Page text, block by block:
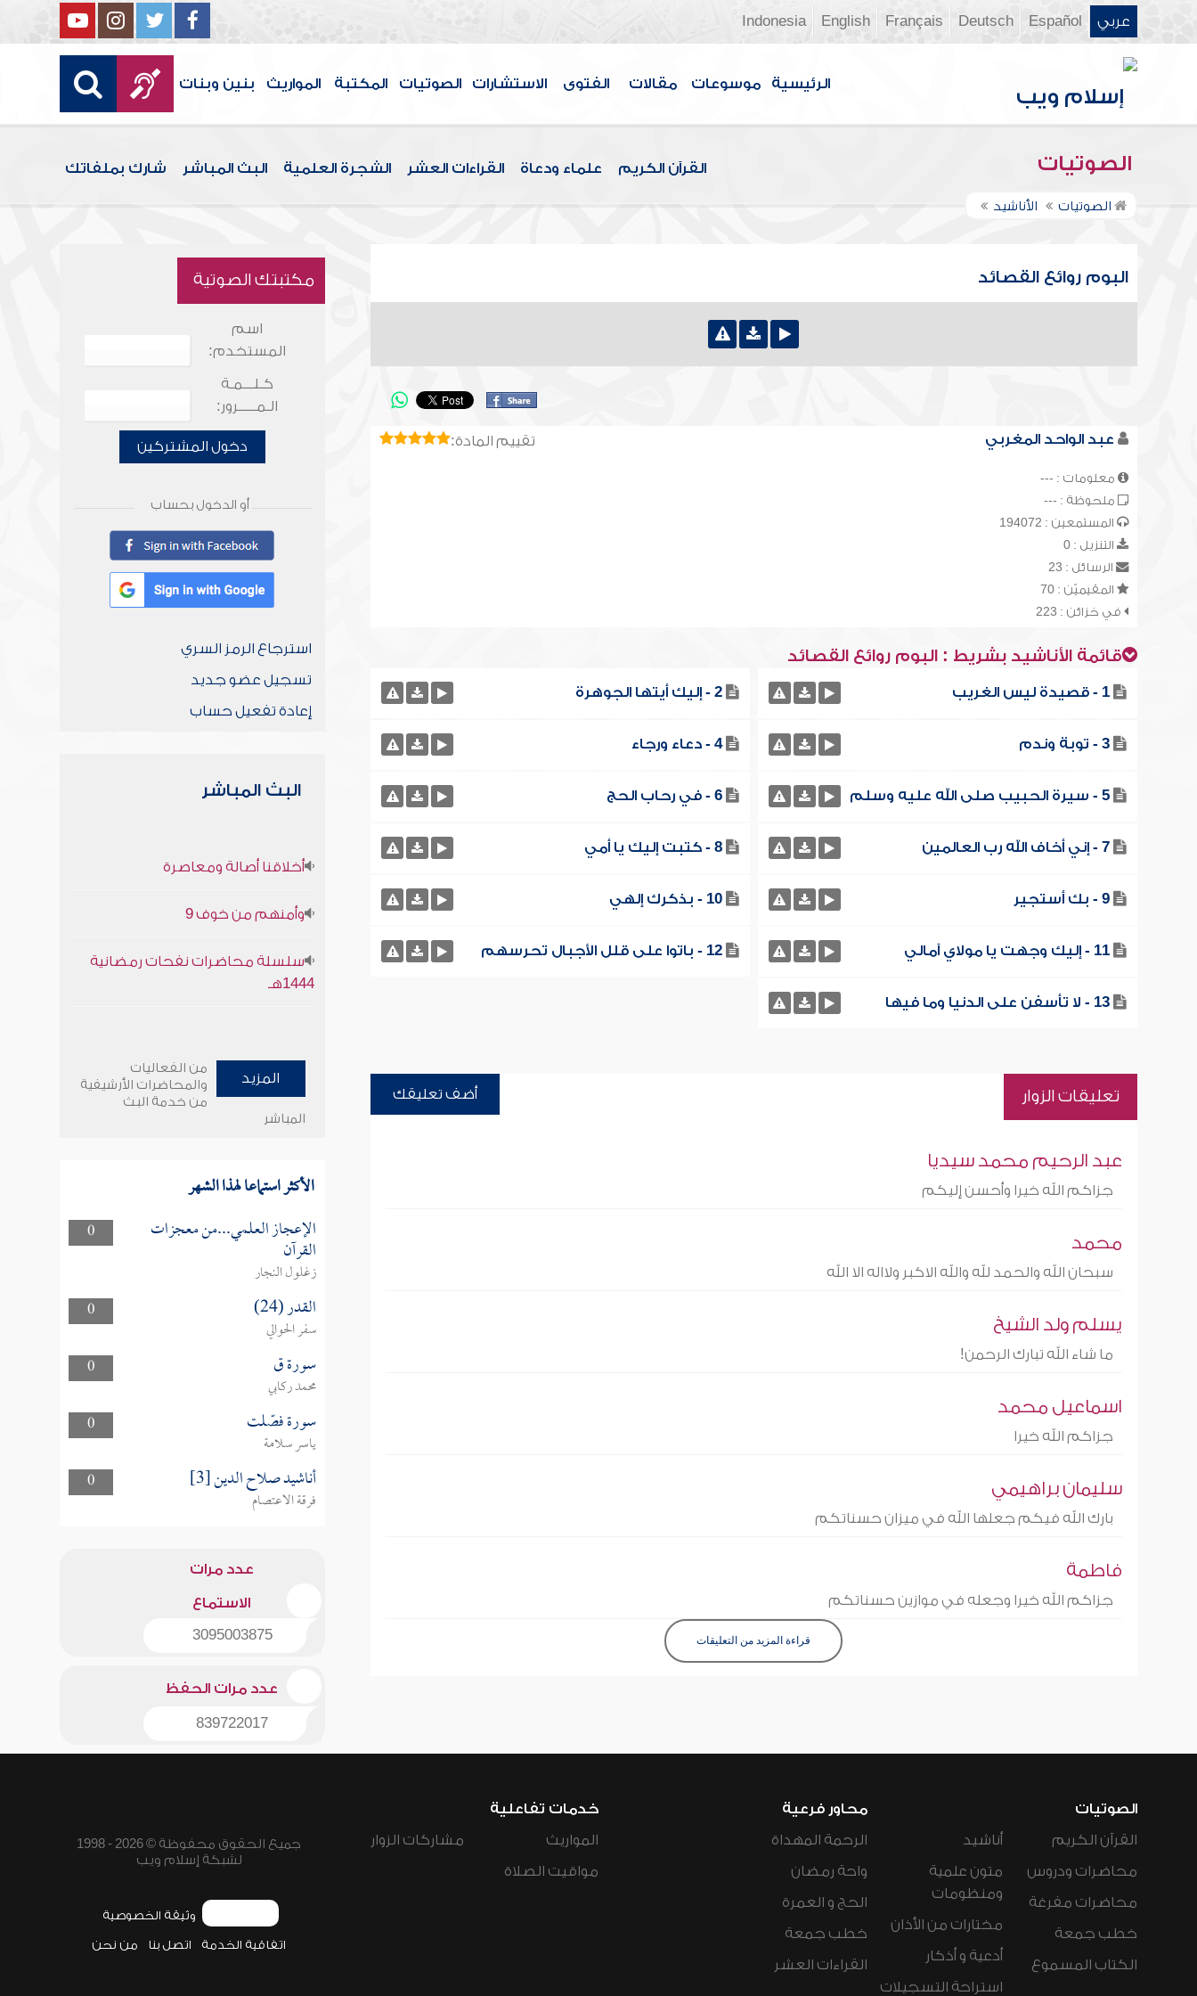
عربي Español
Deutsch
Français
English
Indonesia
الرئيسية موسوعات مقالات الفتوى الاستشارات الصوتيات المكتبة المواريث بنين وبنات
الصوتيات القرآن الكريم علماء ودعاة القراءات العشر الشجرة العلمية البث المباشر شارك بملفاتك
الصوتيات الأناشيد
البوم روائع القصائد
تقييم المادة: عبد الواحد المغربي
معلومات : ---
ملحوظة : ---
المستمعين : 194072
التنزيل : 0
الرسائل : 23
المقيميّن : 70
في خزائن : 223
قائمة الأناشيد بشريط : البوم روائع القصائد
1 - قصيدة ليس الغريب 2 - إليك أيتها الجوهرة
3 - توبة وندم 4 - دعاء ورجاء
5 - سيرة الحبيب صلى الله عليه وسلم 6 - في رحاب الحج
7 - إني أخاف الله رب العالمين 8 - كتبت إليك يا أمي
9 - بك أستجير 10 - بذكرك إلهي
11 - إليك وجهت يا مولاي آمالي 12 - باتوا على قلل الأجبال تحرسهم
13 - لا تأسفن على الدنيا وما فيها
تعليقات الزوار أضف تعليقك
عبد الرحيم محمد سيديا
جزاكم الله خيرا وأحسن إليكم
محمد
سبحان الله والحمد لله والله الاكبر ولااله الا الله
يسلم ولد الشيخ
ما شاء الله تبارك الرحمن!
اسماعيل محمد
جزاكم الله خيرا
سليمان براهيمي
بارك الله فيكم جعلها الله في ميزان حسناتكم
فاطمة
جزاكم الله خيرا وجعله في موازين حسناتكم
قراءة المزيد من التعليقات
مكتبتك الصوتية
اسم
المستخدم:
كـلـــمـة
الـمـــــرور:
دخول المشتركين
أو الدخول بحساب
استرجاع الرمز السري
تسجيل عضو جديد
إعادة تفعيل حساب
البث المباشر
أخلاقنا أصالة ومعاصرة
وأمنهم من خوف 9
سلسلة محاضرات نفحات رمضانية
1444هـ
المزيد
من الفعاليات
والمحاضرات الأرشيفية
من خدمة البث
المباشر
الأكثر استماعا لهذا الشهر
0 الإعجاز العلمي...من معجزات
القرآن
زغلول النجار
0
القدر (24)
سفر الحوالي
0
سورة ق
محمد ركابي
0
سورة فصّلت
ياسر سلامة
0
أناشيد صلاح الدين [3]
فرقة الاعتصام
عدد مرات
الاستماع
3095003875
عدد مرات الحفظ
839722017
الصوتيات
القرآن الكريم
محاضرات ودروس
محاضرات مفرغة
خطب جمعة
الكتاب المسموع
أناشيد
متون علمية
ومنظومات
مختارات من الأذان
أدعية و أذكار
استراحة التسجيلات
محاور فرعية
الرحمة المهداة
واحة رمضان
الحج و العمرة
خطب جمعة
القراءات العشر
خدمات تفاعلية
المواريث
مواقيت الصلاة
مشاركات الزوار
جميع الحقوق محفوظة © 2026 - 1998
لشبكة إسلام ويب
وثيقة الخصوصية
اتفاقية الخدمة اتصل بنا من نحن